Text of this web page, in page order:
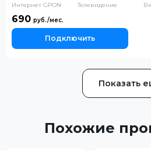
Интернет GPON
Телевидение
690
Подключить
Показать
Похожие